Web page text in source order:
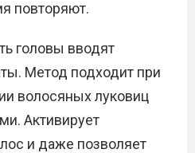
повторяют.
головы вводят
Метод подходит при
волосяных луковиц
Активирует
и даже позволяет